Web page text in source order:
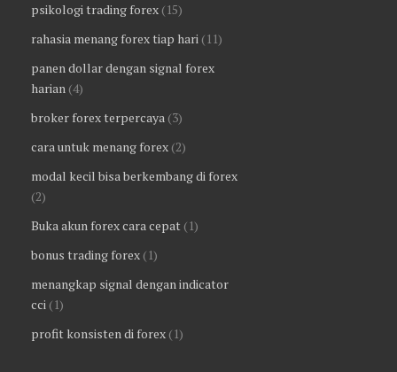
psikologi trading forex (15)
rahasia menang forex tiap hari (11)
panen dollar dengan signal forex
harian (4)
broker forex terpercaya (3)
cara untuk menang forex (2)
modal kecil bisa berkembang di forex
(2)
Buka akun forex cara cepat (1)
bonus trading forex (1)
menangkap signal dengan indicator
cci (1)
profit konsisten di forex (1)